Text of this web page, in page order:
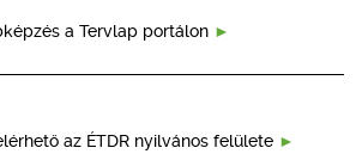
a Tervlap portálon
az ÉTDR nyilvános felülete